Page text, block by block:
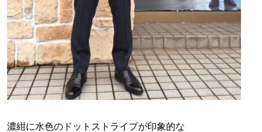
濃紺に水色のドットストライプが印象的な